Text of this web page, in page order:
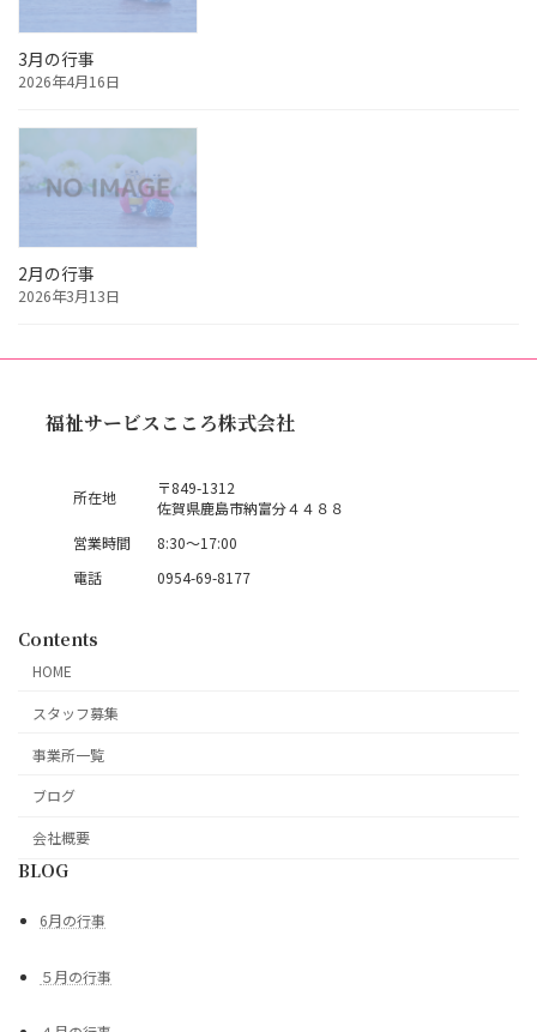
3月の行事
2026年4月16日
2月の行事
2026年3月13日
福祉サービスこころ株式会社
所在地
〒849-1312
佐賀県鹿島市納富分４４８８
営業時間
8:30～17:00
電話
0954-69-8177
Contents
HOME
スタッフ募集
事業所一覧
ブログ
会社概要
BLOG
6月の行事
５月の行事